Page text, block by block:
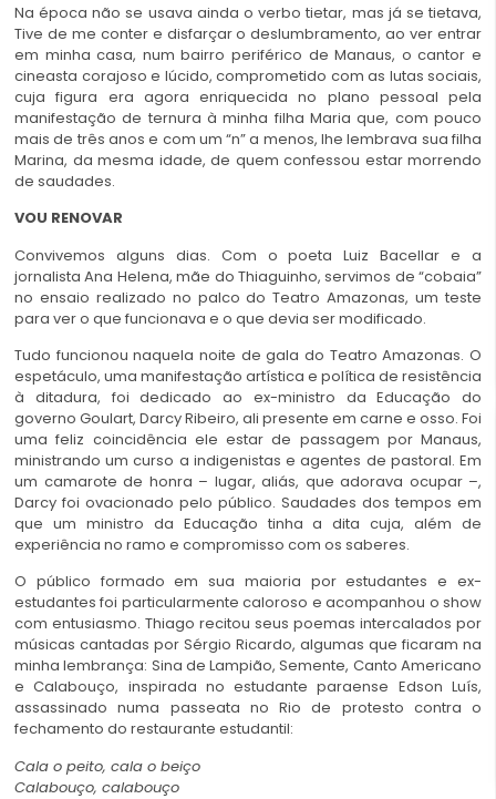
Na época não se usava ainda o verbo tietar, mas já se tietava,
Tive de me conter e disfarçar o deslumbramento, ao ver entrar
em minha casa, num bairro periférico de Manaus, o cantor e
cineasta corajoso e lúcido, comprometido com as lutas sociais,
cuja figura era agora enriquecida no plano pessoal pela
manifestação de ternura à minha filha Maria que, com pouco
mais de três anos e com um “n” a menos, lhe lembrava sua filha
Marina, da mesma idade, de quem confessou estar morrendo
de saudades.
VOU RENOVAR
Convivemos alguns dias. Com o poeta Luiz Bacellar e a
jornalista Ana Helena, mãe do Thiaguinho, servimos de “cobaia”
no ensaio realizado no palco do Teatro Amazonas, um teste
para ver o que funcionava e o que devia ser modificado.
Tudo funcionou naquela noite de gala do Teatro Amazonas. O
espetáculo, uma manifestação artística e política de resistência
à ditadura, foi dedicado ao ex-ministro da Educação do
governo Goulart, Darcy Ribeiro, ali presente em carne e osso. Foi
uma feliz coincidência ele estar de passagem por Manaus,
ministrando um curso a indigenistas e agentes de pastoral. Em
um camarote de honra – lugar, aliás, que adorava ocupar –,
Darcy foi ovacionado pelo público. Saudades dos tempos em
que um ministro da Educação tinha a dita cuja, além de
experiência no ramo e compromisso com os saberes.
O público formado em sua maioria por estudantes e ex-
estudantes foi particularmente caloroso e acompanhou o show
com entusiasmo. Thiago recitou seus poemas intercalados por
músicas cantadas por Sérgio Ricardo, algumas que ficaram na
minha lembrança: Sina de Lampião, Semente, Canto Americano
e Calabouço, inspirada no estudante paraense Edson Luís,
assassinado numa passeata no Rio de protesto contra o
fechamento do restaurante estudantil:
Cala o peito, cala o beiço
Calabouço, calabouço